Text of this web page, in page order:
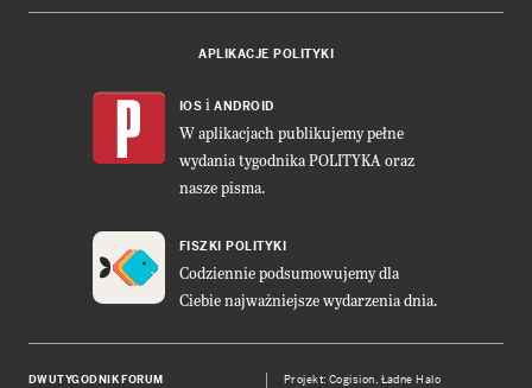
APLIKACJE POLITYKI
IOS i ANDROID
W aplikacjach publikujemy pełne
wydania tygodnika POLITYKA oraz
nasze pisma.
FISZKI POLITYKI
Codziennie podsumowujemy dla
Ciebie najważniejsze wydarzenia dnia.
DWUTYGODNIK FORUM Projekt:Cogision, Ładne Halo